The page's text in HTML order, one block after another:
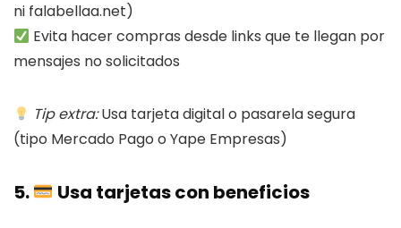
ni falabellaa.net)
Evita hacer compras desde links que te llegan por
mensajes no solicitados
Tip extra:Usa tarjeta digital o pasarela segura
(tipo Mercado Pago o Yape Empresas)
5. Usa tarjetas con beneficios